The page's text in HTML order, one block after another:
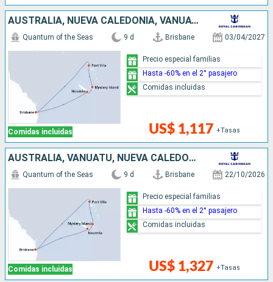
AUSTRALIA, NUEVA CALEDONIA, VANUATU
Comidas incluidas
Quantum of the Seas 9 d Brisbane 03/04/2027
US$ 1,117 +Tasas
Precio especial familias
Hasta -60% en el 2° pasajero
Comidas incluidas
AUSTRALIA, VANUATU, NUEVA CALEDONIA
Comidas incluidas
Quantum of the Seas 9 d Brisbane 22/10/2026
US$ 1,327 +Tasas
Precio especial familias
Hasta -60% en el 2° pasajero
Comidas incluidas